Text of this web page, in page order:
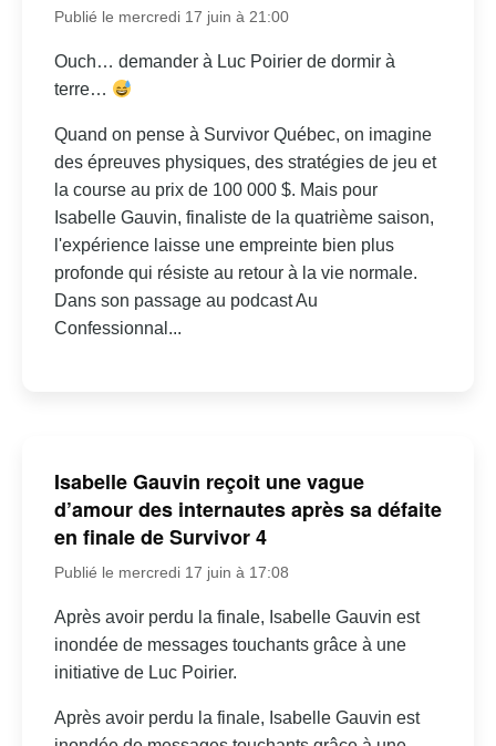
Publié le mercredi 17 juin à 21:00
Ouch… demander à Luc Poirier de dormir à
terre…
Quand on pense à Survivor Québec, on imagine
des épreuves physiques, des stratégies de jeu et
la course au prix de 100 000 $. Mais pour
Isabelle Gauvin, finaliste de la quatrième saison,
l'expérience laisse une empreinte bien plus
profonde qui résiste au retour à la vie normale.
Dans son passage au podcast Au
Confessionnal...
Isabelle Gauvin reçoit une vague
d’amour des internautes après sa défaite
en finale de Survivor 4
Publié le mercredi 17 juin à 17:08
Après avoir perdu la finale, Isabelle Gauvin est
inondée de messages touchants grâce à une
initiative de Luc Poirier.
Après avoir perdu la finale, Isabelle Gauvin est